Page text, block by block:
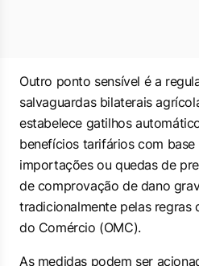
Outro ponto sensível é a
salvaguardas bilaterais
estabelece gatilhos
benefícios tarifários com
importações ou quedas de
de comprovação de dano
tradicionalmente pelas regras
do Comércio (OMC).
As medidas podem ser